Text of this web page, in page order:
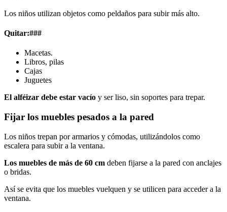
Los niños utilizan objetos como peldaños para subir más alto.
Quitar:###
Macetas.
Libros, pilas
Cajas
Juguetes
El alféizar debe estar vacío y ser liso, sin soportes para trepar.
Fijar los muebles pesados a la pared
Los niños trepan por armarios y cómodas, utilizándolos como
escalera para subir a la ventana.
Los muebles de más de 60 cm deben fijarse a la pared con anclajes
o bridas.
Así se evita que los muebles vuelquen y se utilicen para acceder a la
ventana.